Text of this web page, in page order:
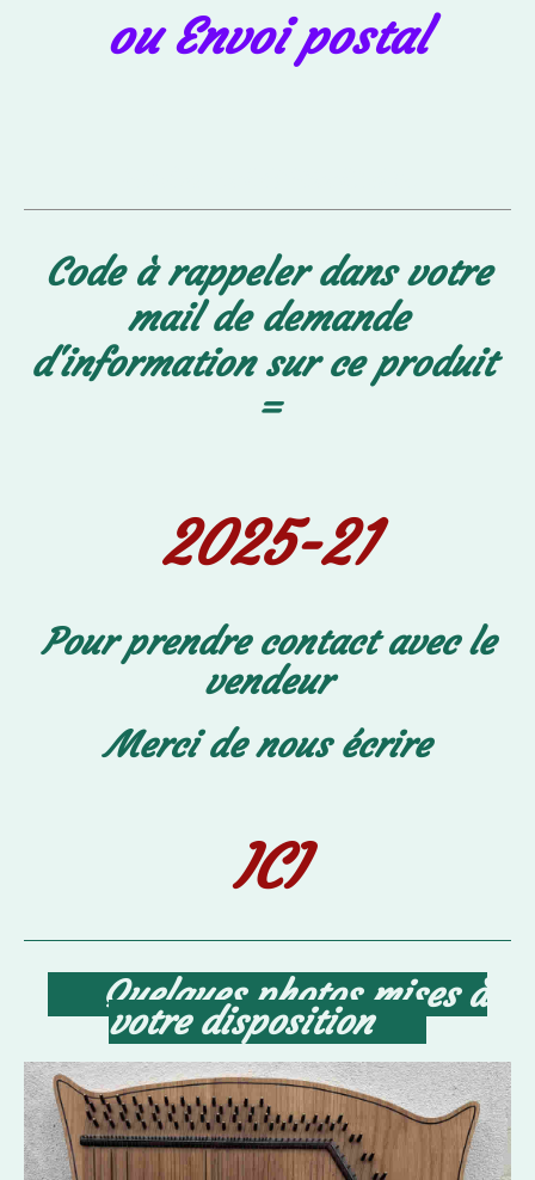
ou Envoi postal
Code à rappeler dans votre
mail de demande
d'information sur ce produit
=
2025-21
Pour prendre contact avec le
vendeur
Merci de nous écrire
ICI
Quelques photos mises à
votre disposition